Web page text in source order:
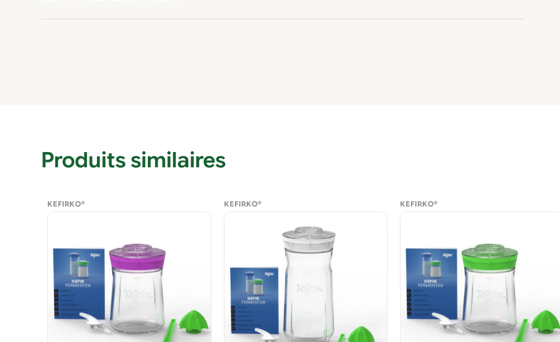
Produits similaires
KEFIRKO® KEFIRKO® KEFIRKO®